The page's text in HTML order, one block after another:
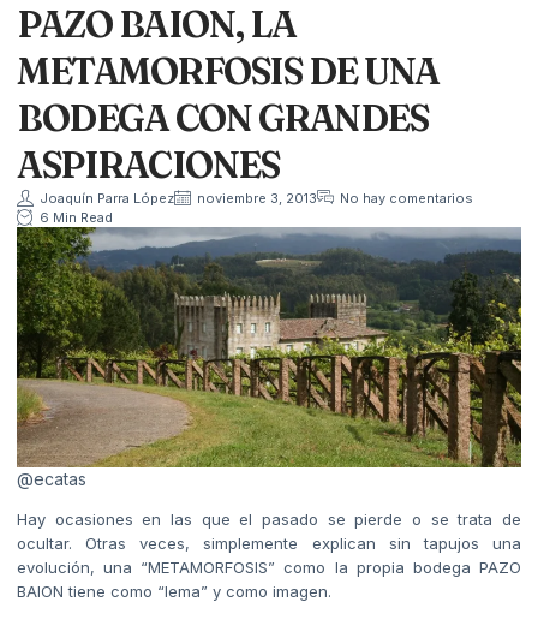
PAZO BAION, LA
METAMORFOSIS DE UNA
BODEGA CON GRANDES
ASPIRACIONES
Joaquín Parra López noviembre 3, 2013
No hay comentarios
6 Min Read
@ecatas
Hay ocasiones en las que el pasado se pierde o se trata de
ocultar. Otras veces, simplemente explican sin tapujos una
evolución, una “METAMORFOSIS” como la propia bodega PAZO
BAION tiene como “lema” y como imagen.